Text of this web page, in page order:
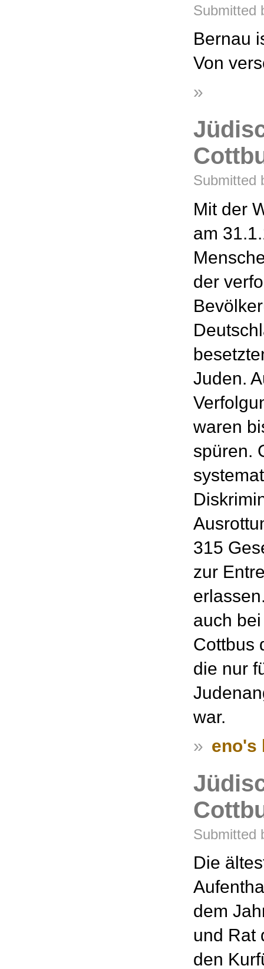
Submitted
Bernau
Von
»
Submitted
Mit der
am
der
Juden.
waren
spüren.
315
zur
auch
Cottbus
die nur
war.
» eno's
Submitted
Die
dem
und Rat
den